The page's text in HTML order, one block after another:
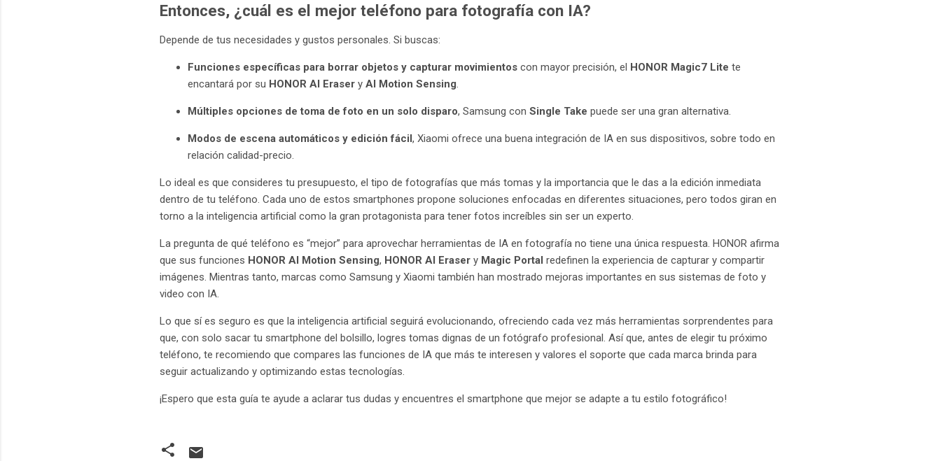
Entonces, ¿cuál es el mejor teléfono para fotografía con IA?
Depende de tus necesidades y gustos personales. Si buscas:
Funciones específicas para borrar objetos y capturar movimientos con mayor precisión, el HONOR Magic7 Lite te
encantará por su HONOR AI Eraser y AI Motion Sensing.
Múltiples opciones de toma de foto en un solo disparo, Samsung con Single Take puede ser una gran alternativa.
Modos de escena automáticos y edición fácil, Xiaomi ofrece una buena integración de IA en sus dispositivos, sobre todo en
relación calidad-precio.
Lo ideal es que consideres tu presupuesto, el tipo de fotografías que más tomas y la importancia que le das a la edición inmediata
dentro de tu teléfono. Cada uno de estos smartphones propone soluciones enfocadas en diferentes situaciones, pero todos giran en
torno a la inteligencia artificial como la gran protagonista para tener fotos increíbles sin ser un experto.
La pregunta de qué teléfono es “mejor” para aprovechar herramientas de IA en fotografía no tiene una única respuesta. HONOR afirma
que sus funciones HONOR AI Motion Sensing, HONOR AI Eraser y Magic Portal redefinen la experiencia de capturar y compartir
imágenes. Mientras tanto, marcas como Samsung y Xiaomi también han mostrado mejoras importantes en sus sistemas de foto y
video con IA.
Lo que sí es seguro es que la inteligencia artificial seguirá evolucionando, ofreciendo cada vez más herramientas sorprendentes para
que, con solo sacar tu smartphone del bolsillo, logres tomas dignas de un fotógrafo profesional. Así que, antes de elegir tu próximo
teléfono, te recomiendo que compares las funciones de IA que más te interesen y valores el soporte que cada marca brinda para
seguir actualizando y optimizando estas tecnologías.
¡Espero que esta guía te ayude a aclarar tus dudas y encuentres el smartphone que mejor se adapte a tu estilo fotográfico!